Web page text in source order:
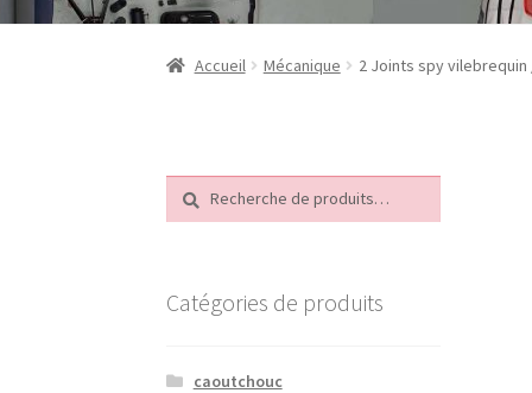
Accueil Boutique Mon compte Panier Sample
Accueil Mécanique 2 Joints spy
Recherche
pour :
Recherche
Catégories de produits
caoutchouc